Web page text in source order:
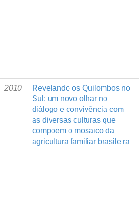
2010
Revelando os Quilombos no
Sul: um novo olhar no
diálogo e convivência com
as diversas culturas que
compõem o mosaico da
agricultura familiar brasileira